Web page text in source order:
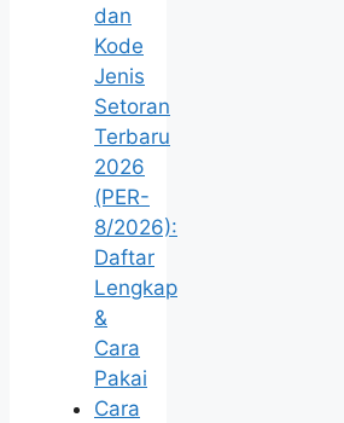
dan
Kode
Jenis
Setoran
Terbaru
2026
(PER-
8/2026):
Daftar
Lengkap
&
Cara
Pakai
Cara